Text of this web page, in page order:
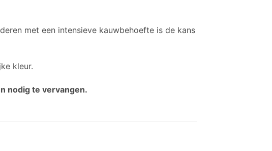
met een intensieve kauwbehoefte is de kans
kleur.
nodig te vervangen.